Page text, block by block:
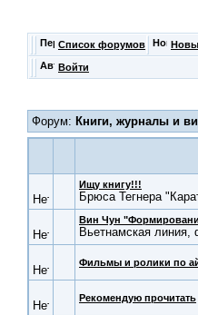
Список форумов
Войти
Форум: Книги, журналы и
Ищу книгу!!!
Брюса Тегнера
Вин Чун
Вьетнамская линия,
Фильмы и ролики по
Рекомендую прочитать